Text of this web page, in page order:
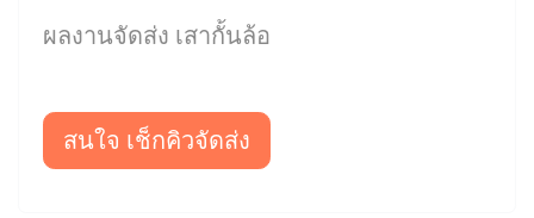
ผลงานจัดส่ง เสากั้นล้อ
สนใจ เช็กคิวจัดส่ง